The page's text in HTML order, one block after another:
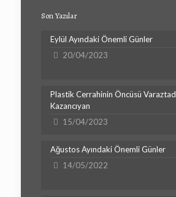
Son Yazılar
Eylül Ayındaki Önemli Günler
20/04/2023
Plastik Cerrahinin Öncüsü Varaztad
Kazancıyan
15/04/2023
Ağustos Ayındaki Önemli Günler
14/05/2022